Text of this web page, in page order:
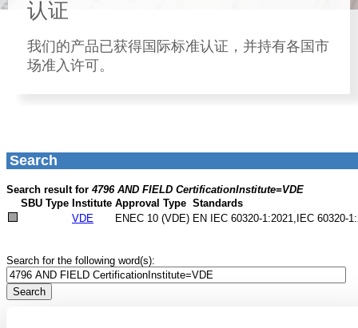
认证
我们的产品已获得国际标准认证，并持有各国市
场准入许可。